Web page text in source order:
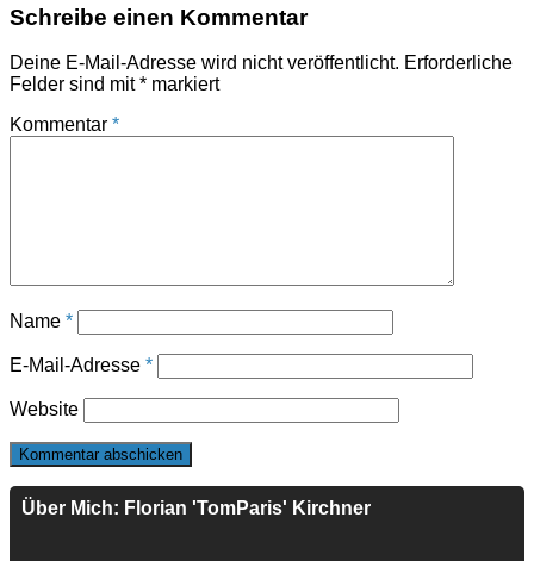
Schreibe einen Kommentar
Deine E-Mail-Adresse wird nicht veröffentlicht. Erforderliche
Felder sind mit* markiert
Kommentar *
Name *
E-Mail-Adresse *
Website
Über Mich: Florian 'TomParis' Kirchner